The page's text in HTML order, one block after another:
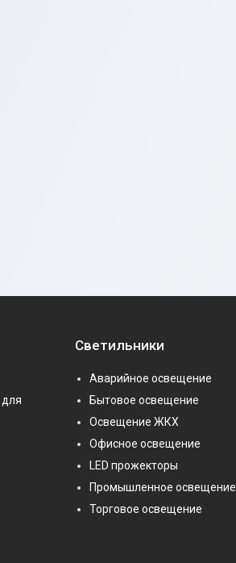
Светильники
Аварийное освещение
Бытовое освещение
Освещение ЖКХ
Офисное освещение
LED прожекторы
Промышленное освещение
Торговое освещение